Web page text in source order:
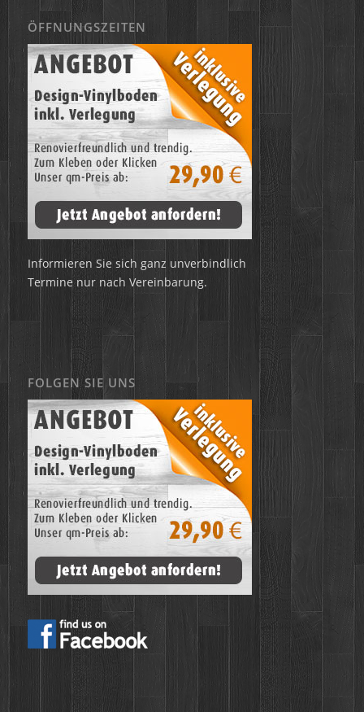
ÖFFNUNGSZEITEN
Informieren Sie sich ganz unverbindlich
Termine nur nach Vereinbarung.
FOLGEN SIE UNS